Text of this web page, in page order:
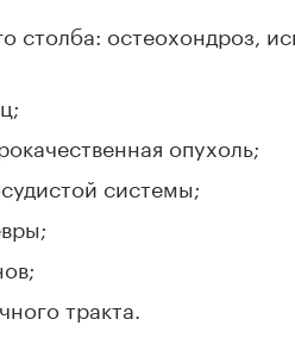
столба: остеохондроз,
опухоль;
системы;
тракта.